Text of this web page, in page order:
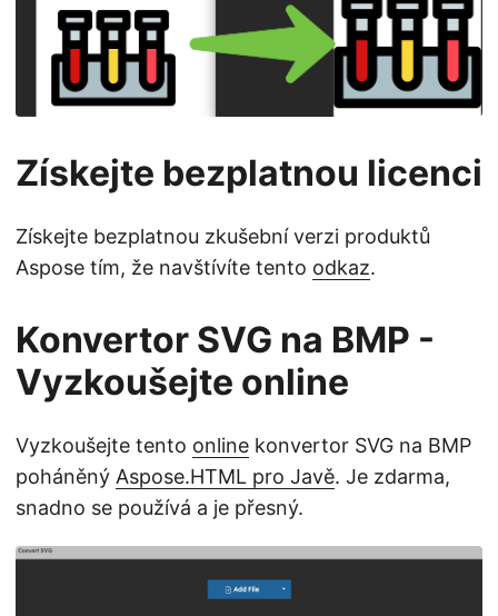
Získejte bezplatnou licenci
Získejte bezplatnou zkušební verzi produktů
Aspose tím, že navštívíte tento odkaz.
Konvertor SVG na BMP -
Vyzkoušejte online
Vyzkoušejte tento online konvertor SVG na BMP
poháněný Aspose.HTML pro Javě. Je zdarma,
snadno se používá a je přesný.